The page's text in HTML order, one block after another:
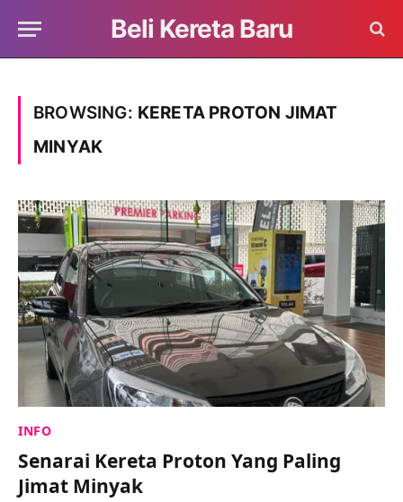
Beli Kereta Baru
BROWSING: KERETA PROTON JIMAT
MINYAK
INFO
Senarai Kereta Proton Yang Paling
Jimat Minyak